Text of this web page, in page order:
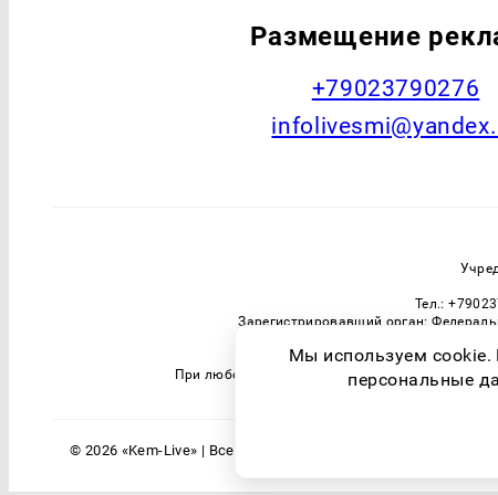
Размещение
+79023790276
Тел.:
Зарегистрировавший орган:
При любом использовании материалов
© 2026 «Kem-Live» | Все права защищены
Мы используем cookie.
персональные